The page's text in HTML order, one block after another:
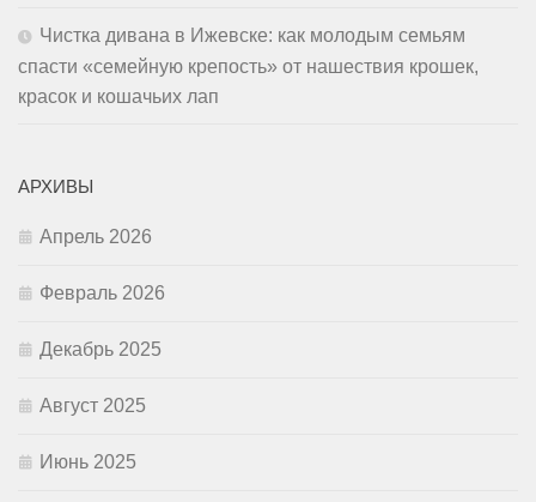
Чистка дивана в Ижевске: как молодым семьям
спасти «семейную крепость» от нашествия крошек,
красок и кошачьих лап
АРХИВЫ
Апрель 2026
Февраль 2026
Декабрь 2025
Август 2025
Июнь 2025